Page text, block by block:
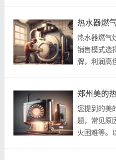
价比高。 舒
热水器燃
热水器燃气
销售模式选
牌，利润高
二、关键销
郑州美的
您提到的美
题，常见原
火困难等。